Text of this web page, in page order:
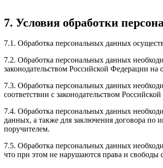
7. Условия обработки
7.1. Обработка персональных данных
7.2. Обработка персональных данных
законодательством Российской Федерации
7.3. Обработка персональных данных
соответствии с законодательством
7.4. Обработка персональных данных
данных, а также для заключения договора по
поручителем.
7.5. Обработка персональных данных
что при этом не нарушаются права и свободы